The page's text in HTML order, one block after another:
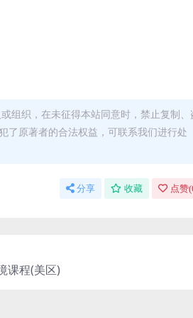
组织，在未征得本站同意时，禁止复制、
了原著者的合法权益，可联系我们进行处
分享 收藏 点赞(
课程(美区)